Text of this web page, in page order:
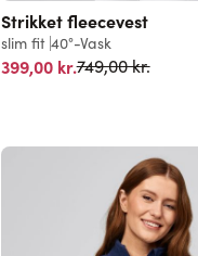
Strikket fleecevest
slim fit 40°-Vask
399,00 kr.Normalpris
749,00 kr.